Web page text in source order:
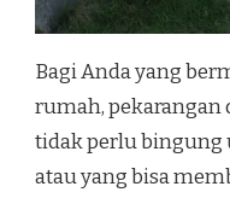
Bagi Anda yang
rumah, pekarangan
tidak perlu
atau yang bisa